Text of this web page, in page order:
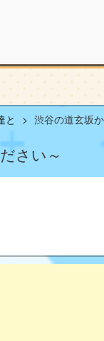
と 渋谷の道玄坂
さい～